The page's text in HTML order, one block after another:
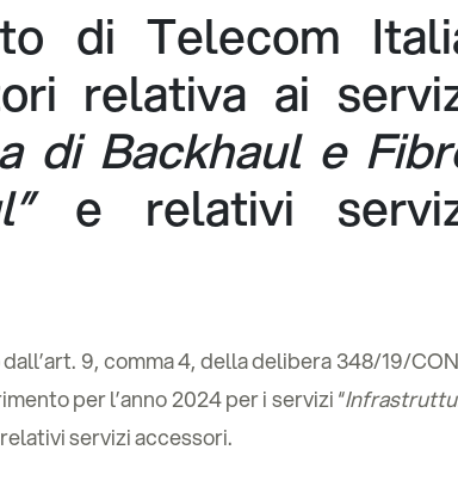
di Telecom
relativa ai
di Backhaul e
e relativi
9, comma 4, della delibera 348/19/
per l’anno 2024 per i servizi “
relativi servizi accessori.